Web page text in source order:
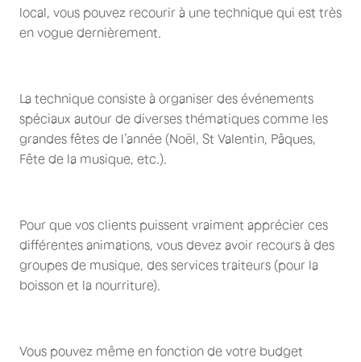
local, vous pouvez recourir à une technique qui est très
en vogue dernièrement.
La technique consiste à organiser des événements
spéciaux autour de diverses thématiques comme les
grandes fêtes de l’année (Noël, St Valentin, Pâques,
Fête de la musique, etc.).
Pour que vos clients puissent vraiment apprécier ces
différentes animations, vous devez avoir recours à des
groupes de musique, des services traiteurs (pour la
boisson et la nourriture).
Vous pouvez même en fonction de votre budget